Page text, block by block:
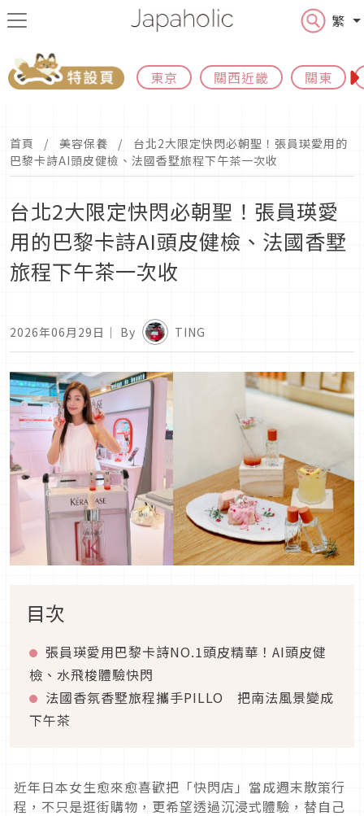
繁
東京 關西近畿 關東
首頁 美容保養
台北2大限定快閃必朝聖！張員瑛愛用的
巴黎卡詩AI頭皮健檢、法國香墅旅程下午茶一次收
台北2大限定快閃必朝聖！張員瑛愛
用的巴黎卡詩AI頭皮健檢、法國香墅
旅程下午茶一次收
2026年06月29日 ｜ By TING
目次
張員瑛愛用巴黎卡詩NO.1頭皮精華！AI頭皮健
檢、水飛梭體驗快閃
法國香氛香墅旅程攜手PILLO 把南法風景變成
下午茶
近年日本女生愈來愈喜歡把「快閃店」當成週末散策行
程，不只是逛街購物，更希望透過沉浸式體驗，替自己